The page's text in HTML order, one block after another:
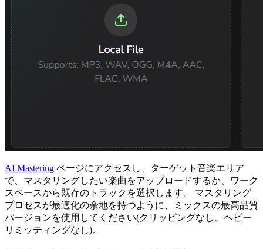
AI Mastering ページにアクセスし、ターゲット音楽エリア
で、マスタリングしたい楽曲をアップロードするか、ワーク
スペースから既存のトラックを選択します。 マスタリング
プロセスが最適化の余地を持つように、ミックスの最高品質
バージョンを使用してください(クリッピングなし、ヘビー
リミッティングなし)。